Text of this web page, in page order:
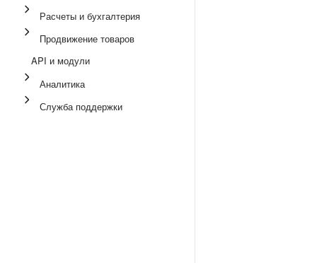
Расчеты и бухгалтерия
Продвижение товаров
API и модули
Аналитика
Служба поддержки